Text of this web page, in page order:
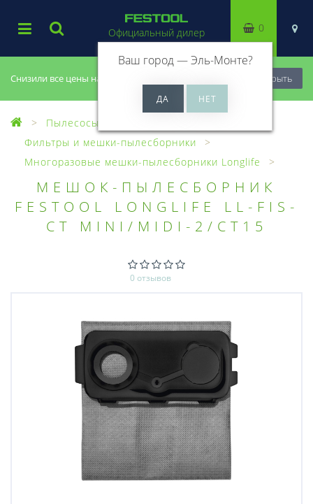
Снизили все цены на 20%, успей купить! Закрыть
Официальный дилер
Ваш город —Эль-Монте?
0
Пылесосы
Фильтры и мешки-пылесборники
Многоразовые мешки-пылесборники Longlife
МЕШОК-ПЫЛЕСБОРНИК
FESTOOL LONGLIFE LL-FIS-
CT MINI/MIDI-2/CT15
0 отзывов